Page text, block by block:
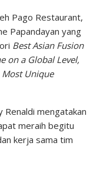
Pago Restaurant,
Papandayan yang
Best Asian Fusion
on a Global Level,
Most Unique
mengatakan
meraih begitu
kerja sama tim